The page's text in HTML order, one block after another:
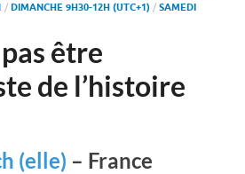
/ DIMANCHE 9H30-12H (UTC+1) / SAMEDI
être
de l’histoire
(elle) – France